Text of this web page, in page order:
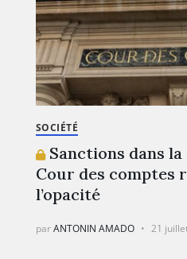
SOCIÉTÉ
Sanctions dans la
Cour des comptes
l’opacité
parANTONIN AMADO 21